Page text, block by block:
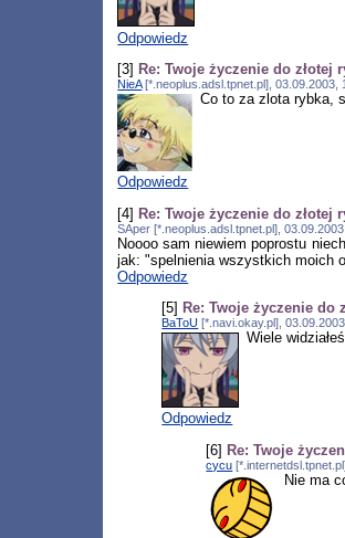
Odpowiedz
[3] Re: Twoje życzenie do złotej
NieA[*.neoplus.adsl.tpnet.pl], 03.09.2003,
Co to za zlota rybka,
Odpowiedz
[4] Re: Twoje życzenie do złotej
SAper [*.neoplus.adsl.tpnet.pl],
Noooo sam niewiem poprostu
jak: "spelnienia wszystkich moich
Odpowiedz
[5] Re: Twoje życzenie do
BaToU [*.navi.okay.pl],
Wiele
Odpowiedz
[6] Re: Twoje
cycu
Nie ma